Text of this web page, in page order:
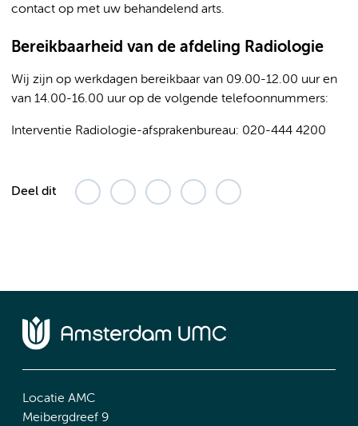
contact op met uw behandelend arts.
Bereikbaarheid van de afdeling Radiologie
Wij zijn op werkdagen bereikbaar van 09.00-12.00 uur en
van 14.00-16.00 uur op de volgende telefoonnummers:
Interventie Radiologie-afsprakenbureau: 020-444 4200
Deel dit
Locatie AMC
Meibergdreef 9